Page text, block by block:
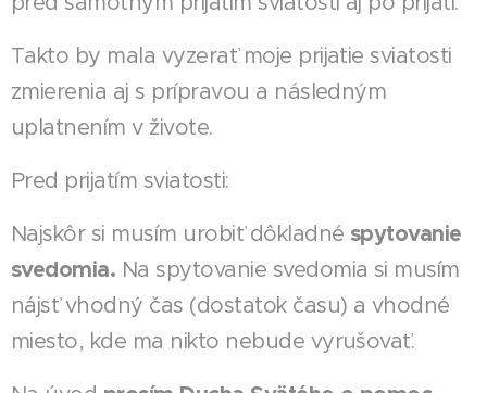
Takto by mala vyzerať moje prijatie sviatosti
zmierenia aj s prípravou a následným
uplatnením v živote.
Pred prijatím sviatosti:
Najskôr si musím urobiť dôkladné spytovanie
svedomia. Na spytovanie svedomia si musím
nájsť vhodný čas (dostatok času) a vhodné
miesto, kde ma nikto nebude vyrušovať.